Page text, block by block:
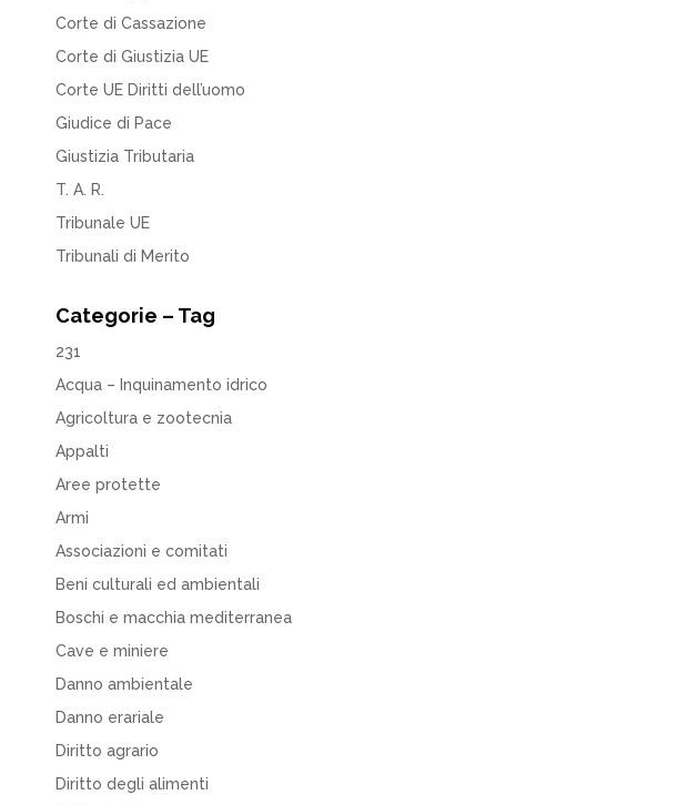
Corte di Cassazione
Corte di Giustizia UE
Corte UE Diritti dell’uomo
Giudice di Pace
Giustizia Tributaria
T. A. R.
Tribunale UE
Tribunali di Merito
Categorie – Tag
231
Acqua – Inquinamento idrico
Agricoltura e zootecnia
Appalti
Aree protette
Armi
Associazioni e comitati
Beni culturali ed ambientali
Boschi e macchia mediterranea
Cave e miniere
Danno ambientale
Danno erariale
Diritto agrario
Diritto degli alimenti